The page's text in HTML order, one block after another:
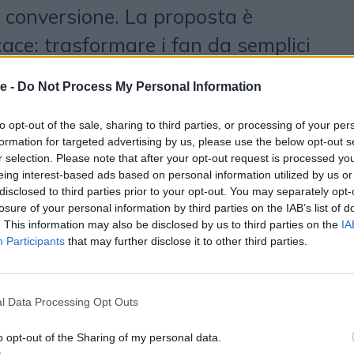
- Do Not Process My Personal Information
opt-out of the sale, sharing to third parties, or processing of your
for targeted advertising by us, please use the below opt-out
selection. Please note that after your opt-out request is processed
interest-based ads based on personal information utilized by us
to third parties prior to your opt-out. You may separately
of your personal information by third parties on the IAB’s list of
This information may also be disclosed by us to third parties on the
Participants that may further disclose it to other third parties.
Data Processing Opt Outs
opt-out of the Sharing of my personal data.
La proposta è
trasformare i fan da semplici
conosciuti e gestiti". Una vera
alimentata da un nuovo
che si basa su più soluzioni
use": pronostici, challenge, quiz,
tra fan premiati con status,
che sbloccano experience e
Questi sono solo alcuni dei tool
da Advice per la
adottare questa soluzione
, AS Roma , Dazn